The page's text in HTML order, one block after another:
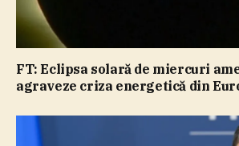
FT: Eclipsa solară de miercuri
agraveze criza energetică din